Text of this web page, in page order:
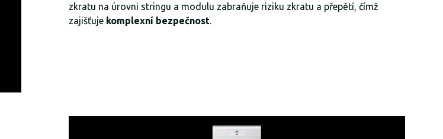
zkratu na úrovni stringu a modulu zabraňuje riziku zkratu a přepětí, čímž
zajišťuje komplexní bezpečnost.